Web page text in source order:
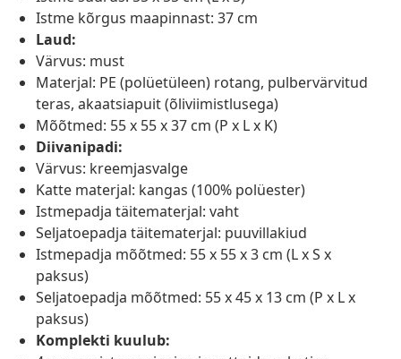
Istme kõrgus maapinnast: 37 cm
Laud:
Värvus: must
Materjal: PE (polüetüleen) rotang, pulbervärvitud
teras, akaatsiapuit (õliviimistlusega)
Mõõtmed: 55 x 55 x 37 cm (P x L x K)
Diivanipadi:
Värvus: kreemjasvalge
Katte materjal: kangas (100% polüester)
Istmepadja täitematerjal: vaht
Seljatoepadja täitematerjal: puuvillakiud
Istmepadja mõõtmed: 55 x 55 x 3 cm (L x S x
paksus)
Seljatoepadja mõõtmed: 55 x 45 x 13 cm (P x L x
paksus)
Komplekti kuulub: